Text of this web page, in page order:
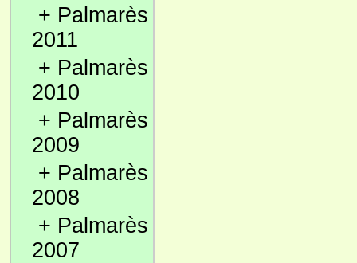
+ Palmarès
2011
+ Palmarès
2010
+ Palmarès
2009
+ Palmarès
2008
+ Palmarès
2007